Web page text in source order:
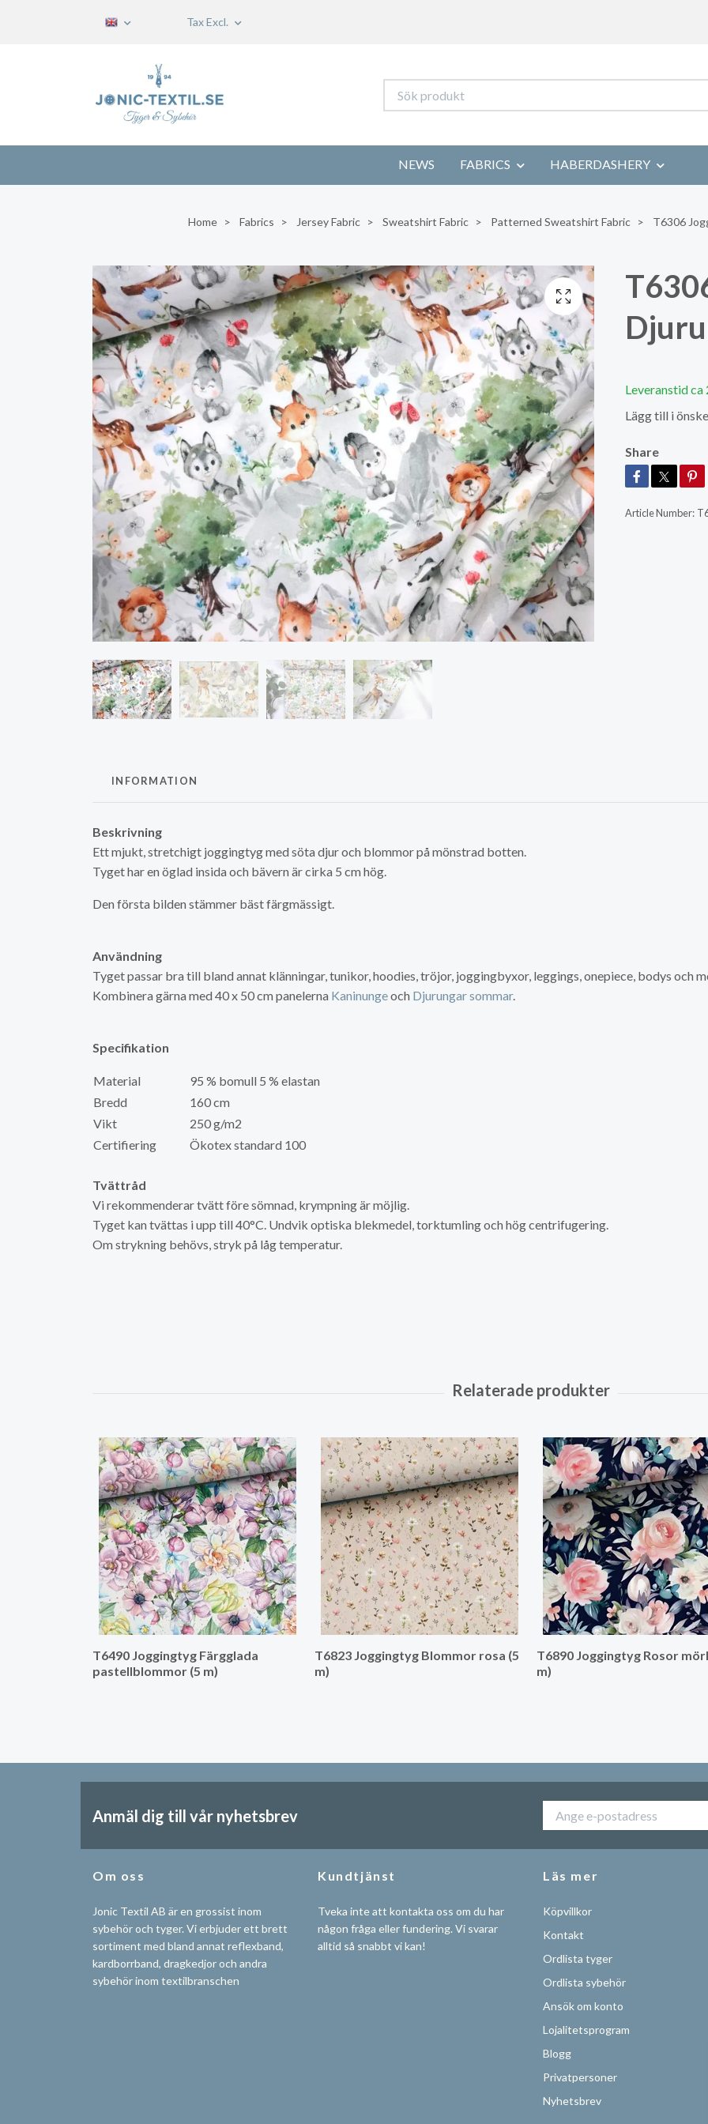
Tax Excl.
NEWS FABRICS HABERDASHERY
Home Fabrics Jersey Fabric Sweatshirt Fabric Patterned Sweatshirt Fabric T6306
Leveranstid ca
Lägg till i
Share
Article Number:
INFORMATION
Beskrivning
Ett mjukt, stretchigt joggingtyg med söta djur och blommor på mönstrad botten.
Tyget har en öglad insida och bävern är cirka 5 cm hög.
Den första bilden stämmer bäst färgmässigt.
Användning
Tyget passar bra till bland annat klänningar, tunikor, hoodies, tröjor, joggingbyxor, leggings, onepiece, bodys och
Kombinera gärna med 40 x 50 cm panelerna Kaninungeoch Djurungar sommar.
Specifikation
Material
95 % bomull 5 % elastan
Bredd
160 cm
Vikt
250 g/m2
Certifiering
Ökotex standard 100
Tvättråd
Vi rekommenderar tvätt före sömnad, krympning är möjlig.
Tyget kan tvättas i upp till 40°C. Undvik optiska blekmedel, torktumling och hög centrifugering.
Om strykning behövs, stryk på låg temperatur.
T6490 Joggingtyg Färgglada
pastellblommor (5 m)
T6823 Joggingtyg Blommor rosa (5
m)
T6890 Joggingtyg Rosor
m)
Anmäl dig till vår nyhetsbrev
Om oss
Jonic Textil AB är en grossist inom
sybehör och tyger. Vi erbjuder ett brett
sortiment med bland annat reflexband,
kardborrband, dragkedjor och andra
sybehör inom textilbranschen
Kundtjänst
Tveka inte att kontakta oss om du har
någon fråga eller fundering. Vi svarar
alltid så snabbt vi kan!
Läs mer
Köpvillkor
Kontakt
Ordlista tyger
Ordlista sybehör
Ansök om konto
Lojalitetsprogram
Blogg
Privatpersoner
Nyhetsbrev